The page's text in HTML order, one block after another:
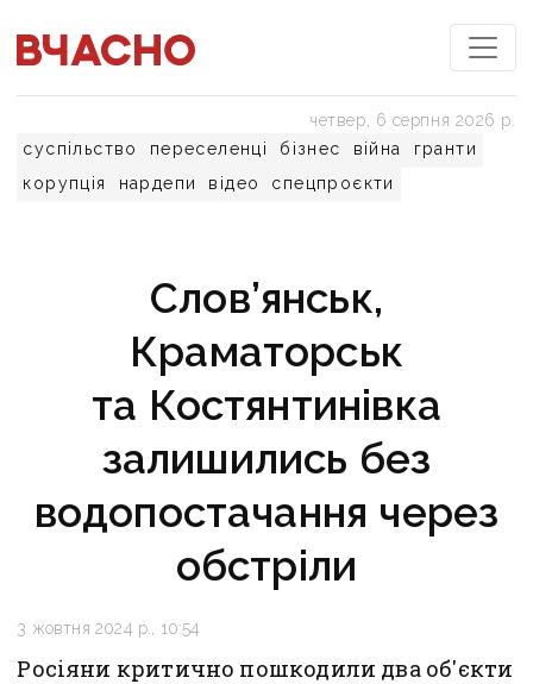
суспільство переселенці бізнес війна
гранти
корупція
нардепи відео спецпроєкти
четвер, 6 серпня 2026 р.
Слов’янськ,
Краматорськ
та Костянтинівка
залишились без
водопостачання через
обстріли
3 жовтня 2024 р., 10:54
Росіяни критично пошкодили два об'єкти